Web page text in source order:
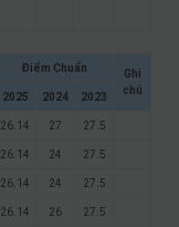
Điểm Chuẩn
Ghi
chú
2025 2024 2023
26.14 27 27.5
26.14 24 27.5
26.14 24 27.5
26.14 26 27.5